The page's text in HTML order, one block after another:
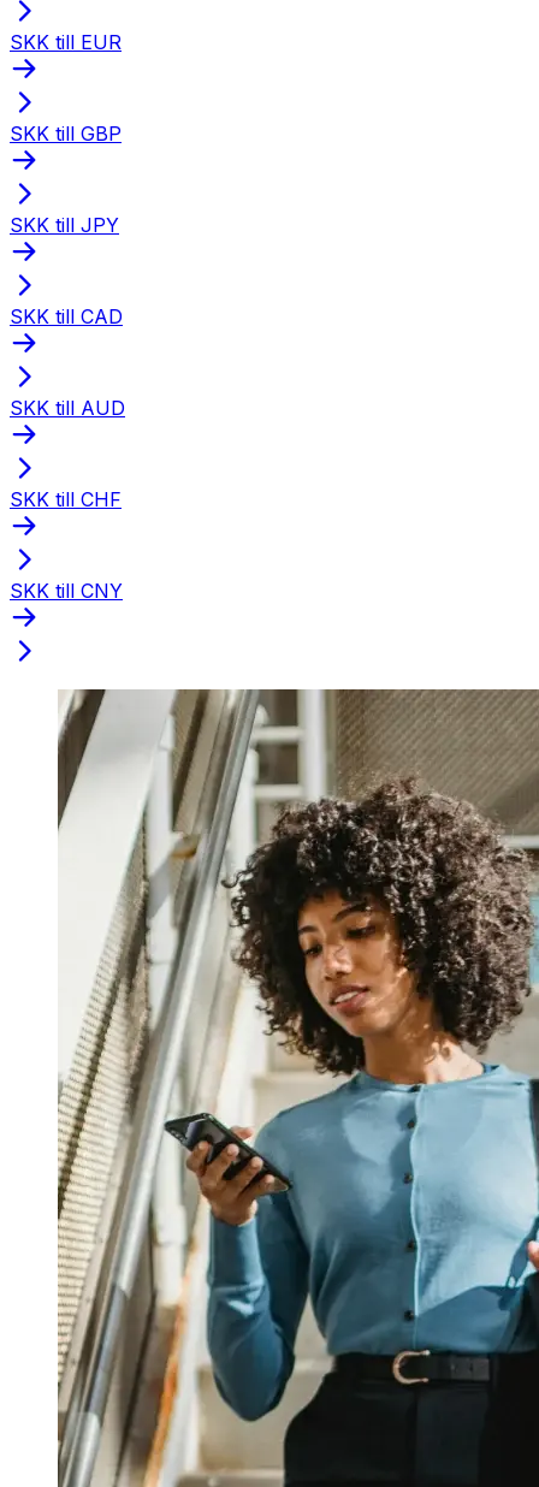
SKK till EUR
SKK till GBP
SKK till JPY
SKK till CAD
SKK till AUD
SKK till CHF
SKK till CNY